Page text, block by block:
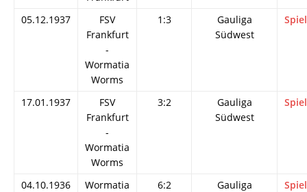
05.12.1937
FSV
Frankfurt
-
Wormatia
Worms
1:3
Gauliga
Südwest
17.01.1937
FSV
Frankfurt
-
Wormatia
Worms
3:2
Gauliga
Südwest
04.10.1936
Wormatia
6:2
Gauliga